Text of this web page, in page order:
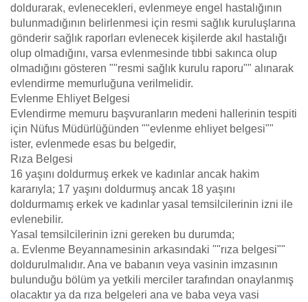
doldurarak, evlenecekleri, evlenmeye engel hastalığının
bulunmadığının belirlenmesi için resmi sağlık kuruluşlarına
gönderir sağlık raporları evlenecek kişilerde akıl hastalığı
olup olmadığını, varsa evlenmesinde tıbbi sakınca olup
olmadığını gösteren ""resmi sağlık kurulu raporu"" alınarak
evlendirme memurluğuna verilmelidir.
Evlenme Ehliyet Belgesi
Evlendirme memuru başvuranların medeni hallerinin tespiti
için Nüfus Müdürlüğünden ""evlenme ehliyet belgesi""
ister, evlenmede esas bu belgedir,
Rıza Belgesi
16 yaşını doldurmuş erkek ve kadınlar ancak hakim
kararıyla; 17 yaşını doldurmuş ancak 18 yaşını
doldurmamış erkek ve kadınlar yasal temsilcilerinin izni ile
evlenebilir.
Yasal temsilcilerinin izni gereken bu durumda;
a. Evlenme Beyannamesinin arkasındaki ""rıza belgesi""
doldurulmalıdır. Ana ve babanın veya vasinin imzasının
bulunduğu bölüm ya yetkili merciler tarafından onaylanmış
olacaktır ya da rıza belgeleri ana ve baba veya vasi